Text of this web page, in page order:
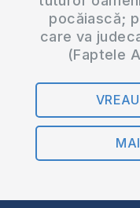
pocăiască;
care va
(Faptele